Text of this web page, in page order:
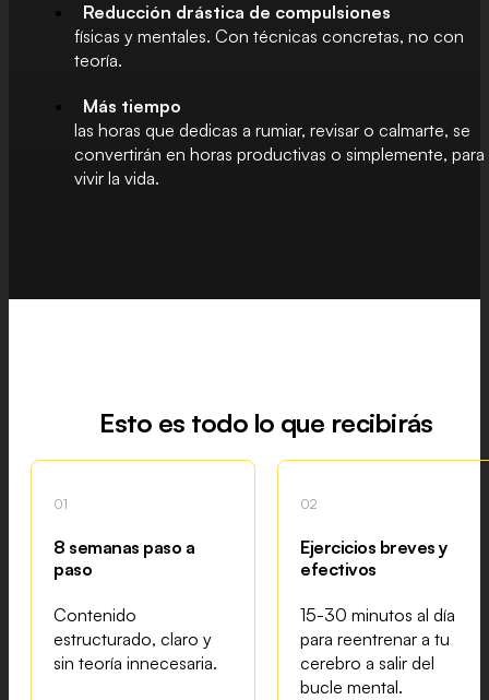
Reducción drástica de compulsiones
físicas y mentales. Con técnicas concretas, no con
teoría.
Más tiempo
las horas que dedicas a rumiar, revisar o calmarte, se
convertirán en horas productivas o simplemente, para
vivir la vida.
Esto es todo lo que recibirás
01
8 semanas paso a
paso
Contenido
estructurado, claro y
sin teoría innecesaria.
02
Ejercicios breves y
efectivos
15-30 minutos al día
para reentrenar a tu
cerebro a salir del
bucle mental.